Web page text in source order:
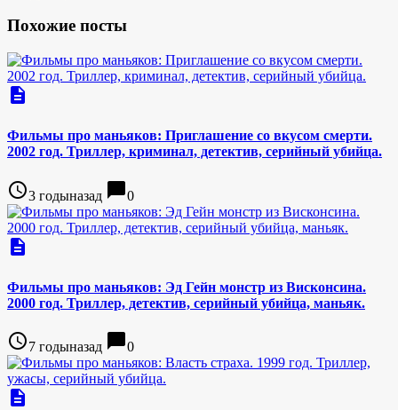
Похожие посты
description
Фильмы про маньяков: Приглашение со вкусом смерти.
2002 год. Триллер, криминал, детектив, серийный убийца.
access_time3 годыназад chat_bubble0
description
Фильмы про маньяков: Эд Гейн монстр из Висконсина.
2000 год. Триллер, детектив, серийный убийца, маньяк.
access_time7 годыназад chat_bubble0
description